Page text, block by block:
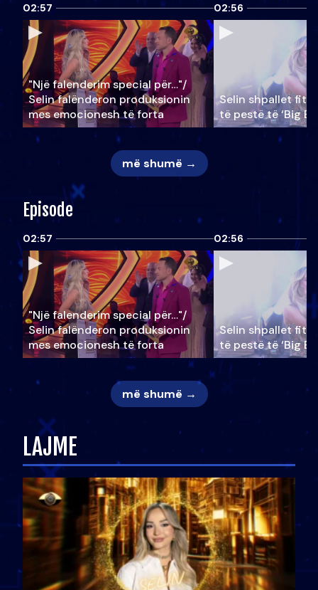
02:57
"Një falenderim special për…"/
Selin falënderon produksionin
mes emocionesh të forta
02:56
Selin shpallet
të pestë të ‘Big
më shumë →
Episode
02:57
"Një falenderim special për…"/
Selin falënderon produksionin
mes emocionesh të forta
02:56
Selin shpallet
të pestë të ‘Big
më shumë →
LAJME